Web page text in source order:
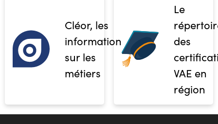
Cléor, les
informations
sur les
métiers
Le
des
VAE en
région